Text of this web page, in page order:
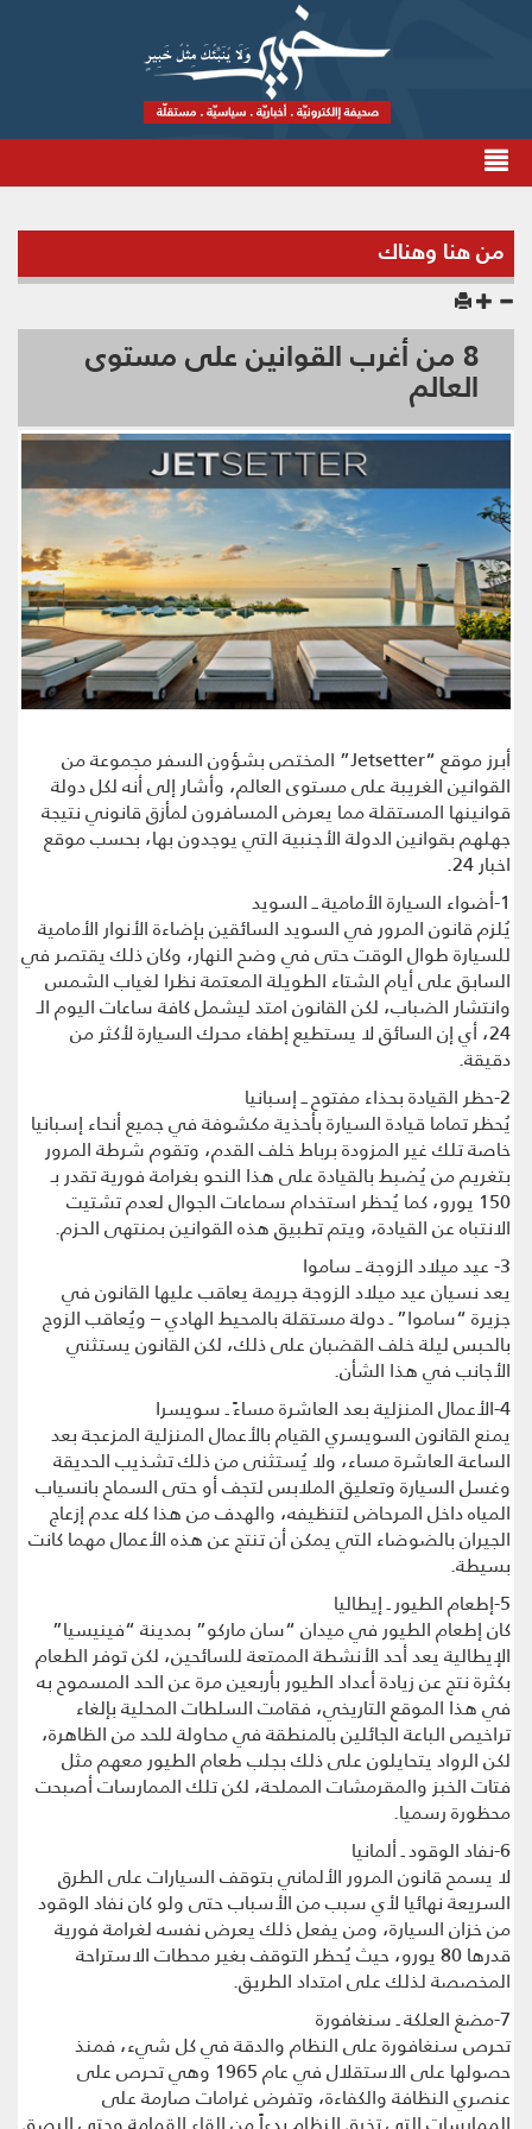
من هنا وهناك
8 من أغرب القوانين على مستوى
العالم
أبرز موقع “Jetsetter” المختص بشؤون السفر مجموعة من
القوانين الغريبة على مستوى العالم، وأشار إلى أنه لكل دولة
قوانينها المستقلة مما يعرض المسافرون لمأزق قانوني نتيجة
جهلهم بقوانين الدولة الأجنبية التي يوجدون بها، بحسب موقع
اخبار 24.
1-أضواء السيارة الأمامية ــ السويد
يُلزم قانون المرور في السويد السائقين بإضاءة الأنوار الأمامية
للسيارة طوال الوقت حتى في وضح النهار، وكان ذلك يقتصر في
السابق على أيام الشتاء الطويلة المعتمة نظرا لغياب الشمس
وانتشار الضباب، لكن القانون امتد ليشمل كافة ساعات اليوم الـ
24، أي إن السائق لا يستطيع إطفاء محرك السيارة لأكثر من
دقيقة.
2-حظر القيادة بحذاء مفتوح ــ إسبانيا
يُحظر تماما قيادة السيارة بأحذية مكشوفة في جميع أنحاء إسبانيا
خاصة تلك غير المزودة برباط خلف القدم، وتقوم شرطة المرور
بتغريم من يُضبط بالقيادة على هذا النحو بغرامة فورية تقدر بـ
150 يورو، كما يُحظر استخدام سماعات الجوال لعدم تشتيت
الانتباه عن القيادة، ويتم تطبيق هذه القوانين بمنتهى الحزم.
3- عيد ميلاد الزوجة ــ ساموا
يعد نسيان عيد ميلاد الزوجة جريمة يعاقب عليها القانون في
جزيرة “ساموا” ـ دولة مستقلة بالمحيط الهادي – ويُعاقب الزوج
بالحبس ليلة خلف القضبان على ذلك، لكن القانون يستثني
الأجانب في هذا الشأن.
4-الأعمال المنزلية بعد العاشرة مساءً ـ سويسرا
يمنع القانون السويسري القيام بالأعمال المنزلية المزعجة بعد
الساعة العاشرة مساء، ولا يُستثنى من ذلك تشذيب الحديقة
وغسل السيارة وتعليق الملابس لتجف أو حتى السماح بانسياب
المياه داخل المرحاض لتنظيفه، والهدف من هذا كله عدم إزعاج
الجيران بالضوضاء التي يمكن أن تنتج عن هذه الأعمال مهما كانت
بسيطة.
5-إطعام الطيور ـ إيطاليا
كان إطعام الطيور في ميدان “سان ماركو” بمدينة “فينيسيا”
الإيطالية يعد أحد الأنشطة الممتعة للسائحين، لكن توفر الطعام
بكثرة نتج عن زيادة أعداد الطيور بأربعين مرة عن الحد المسموح به
في هذا الموقع التاريخي، فقامت السلطات المحلية بإلغاء
تراخيص الباعة الجائلين بالمنطقة في محاولة للحد من الظاهرة،
لكن الرواد يتحايلون على ذلك بجلب طعام الطيور معهم مثل
فتات الخبز والمقرمشات المملحة، لكن تلك الممارسات أصبحت
محظورة رسميا.
6-نفاد الوقود ـ ألمانيا
لا يسمح قانون المرور الألماني بتوقف السيارات على الطرق
السريعة نهائيا لأي سبب من الأسباب حتى ولو كان نفاد الوقود
من خزان السيارة، ومن يفعل ذلك يعرض نفسه لغرامة فورية
قدرها 80 يورو، حيث يُحظر التوقف بغير محطات الاستراحة
المخصصة لذلك على امتداد الطريق.
7-مضغ العلكة ـ سنغافورة
تحرص سنغافورة على النظام والدقة في كل شيء، فمنذ
حصولها على الاستقلال في عام 1965 وهي تحرص على
عنصري النظافة والكفاءة، وتفرض غرامات صارمة على